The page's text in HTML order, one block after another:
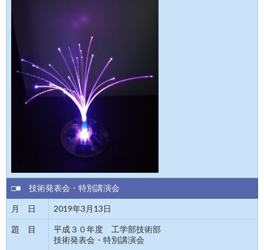
□■ 技術発表会・特別講演会
月 日 2019年3月13日
題 目
平成３０年度 工学部技術部
技術発表会・特別講演会